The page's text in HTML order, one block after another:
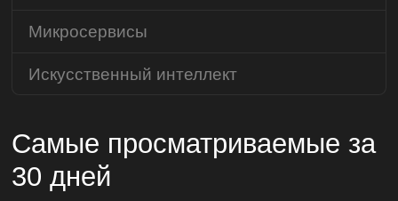
Самые просматриваемые за
30 дней
Микросервисы
Искусственный интеллект